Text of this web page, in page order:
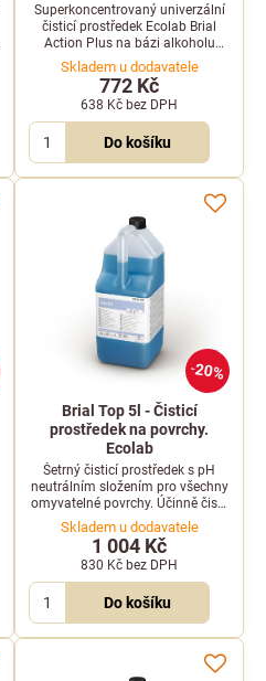
Superkoncentrovaný univerzální
čisticí prostředek Ecolab Brial
Action Plus na bázi alkoholu
zajišťuje lesklé povrchy bez
šmouh.
Skladem u dodavatele
772 Kč
638 Kč bez DPH
Do košíku
20%
Brial Top 5l - Čisticí
prostředek na povrchy.
Ecolab
Šetrný čisticí prostředek s pH
neutrálním složením pro všechny
omyvatelné povrchy. Účinně čistí,
nezanechává šmouhy a udržuje
přirozený lesk s vůní jara.
Skladem u dodavatele
1 004 Kč
830 Kč bez DPH
Do košíku